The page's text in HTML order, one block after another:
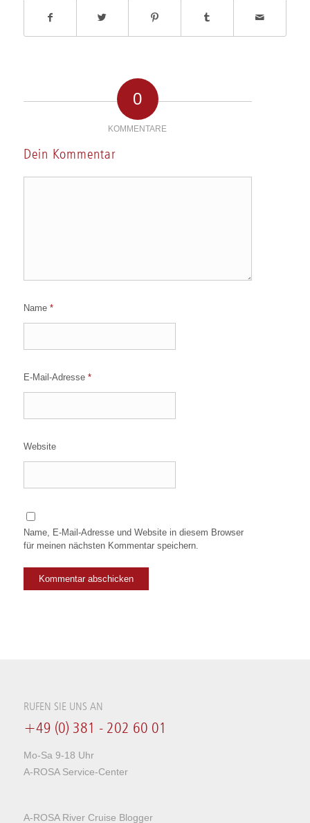
0
KOMMENTARE
Dein Kommentar
Name *
E-Mail-Adresse *
Website
Name, E-Mail-Adresse und Website in diesem Browser
für meinen nächsten Kommentar speichern.
RUFEN SIE UNS AN
+49 (0) 381 - 202 60 01
Mo-Sa 9-18 Uhr
A-ROSA Service-Center
A-ROSA River Cruise Blogger